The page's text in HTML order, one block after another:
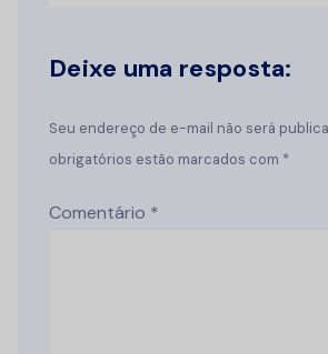
Deixe uma resposta:
Seu endereço de e-mail não será
obrigatórios estão marcados com *
Comentário *